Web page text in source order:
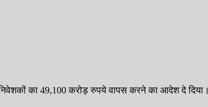
का 49,100 करोड़ रुपये वापस करने का आदेश दे दिया।